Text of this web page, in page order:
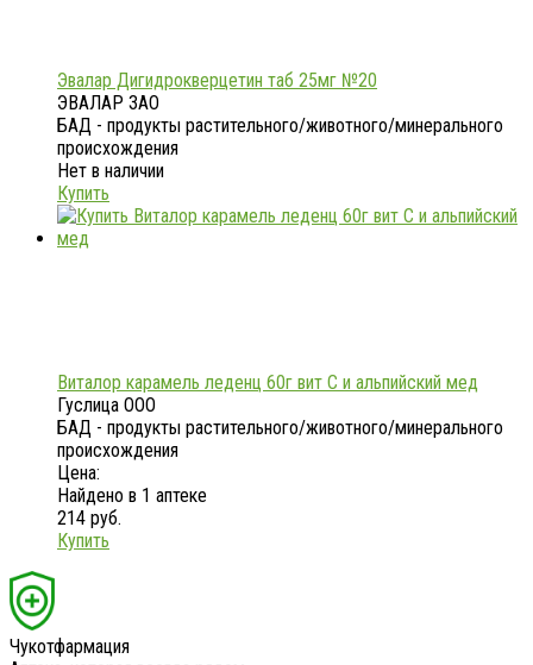
Эвалар Дигидрокверцетин таб 25мг №20
ЭВАЛАР ЗАО
БАД - продукты растительного/животного/минерального
происхождения
Нет в наличии
Купить
Виталор карамель леденц 60г вит С и альпийский мед
Гуслица ООО
БАД - продукты растительного/животного/минерального
происхождения
Цена:
Найдено в 1 аптеке
214 руб.
Купить
Чукотфармация